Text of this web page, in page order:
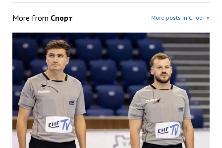
More from Спорт More posts in Спорт »